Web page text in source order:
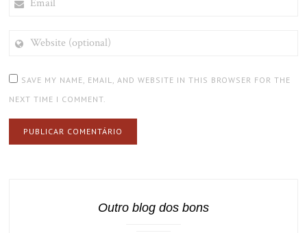
(OPTIONAL)
SAVE MY NAME, EMAIL, AND WEBSITE IN THIS BROWSER FOR THE
NEXT TIME I COMMENT.
Outro blog dos bons